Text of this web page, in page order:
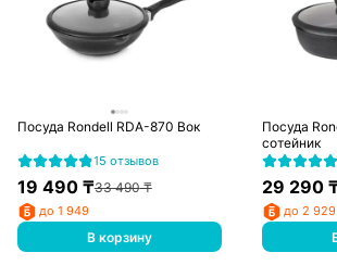
Посуда Rondell RDA-870 Вок
15 отзывов
19 490₸33 490₸
до 1 949
В корзину
Посуда
сотейник
29 290
до 2 929